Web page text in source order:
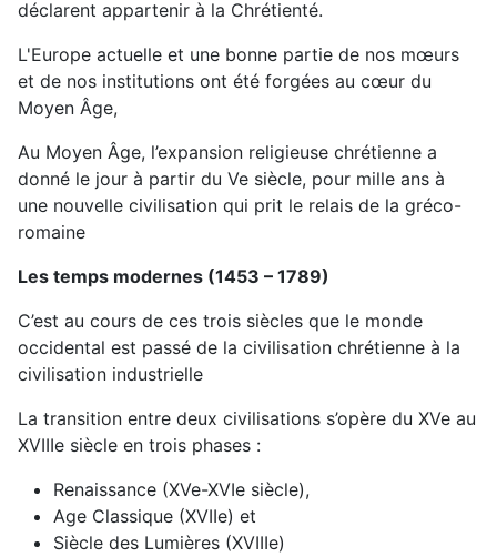
déclarent appartenir à la Chrétienté.
L'Europe actuelle et une bonne partie de nos mœurs
et de nos institutions ont été forgées au cœur du
Moyen Âge,
Au Moyen Âge, l’expansion religieuse chrétienne a
donné le jour à partir du Ve siècle, pour mille ans à
une nouvelle civilisation qui prit le relais de la gréco-
romaine
Les temps modernes (1453 – 1789)
C’est au cours de ces trois siècles que le monde
occidental est passé de la civilisation chrétienne à la
civilisation industrielle
La transition entre deux civilisations s’opère du XVe au
XVIIIe siècle en trois phases :
Renaissance (XVe-XVIe siècle),
Age Classique (XVIIe) et
Siècle des Lumières (XVIIIe)